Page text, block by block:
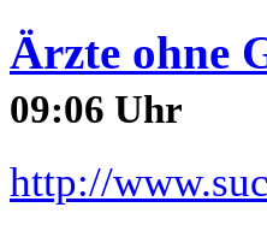
Ärzte ohne
09:06 Uhr
http://